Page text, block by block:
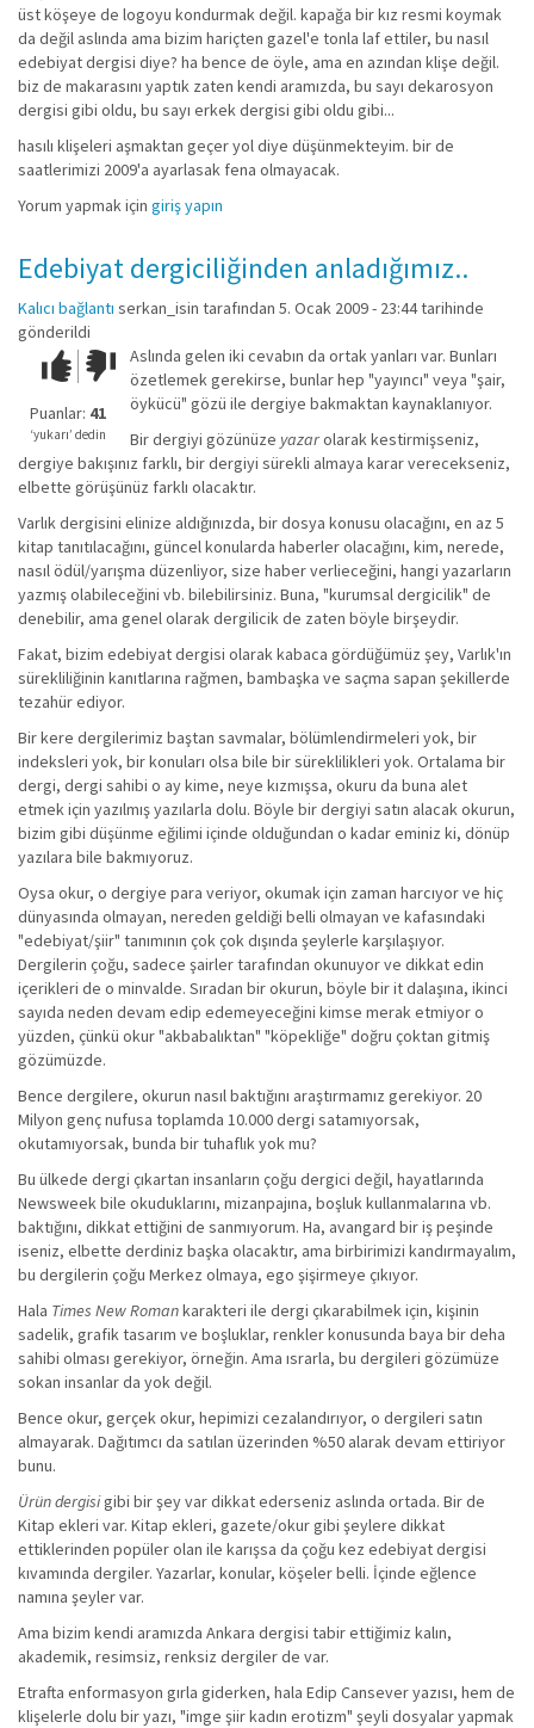
üst köşeye de logoyu kondurmak değil. kapağa bir kız resmi koymak
da değil aslında ama bizim hariçten gazel'e tonla laf ettiler, bu nasıl
edebiyat dergisi diye? ha bence de öyle, ama en azından klişe değil.
biz de makarasını yaptık zaten kendi aramızda, bu sayı dekarosyon
dergisi gibi oldu, bu sayı erkek dergisi gibi oldu gibi...
hasılı klişeleri aşmaktan geçer yol diye düşünmekteyim. bir de
saatlerimizi 2009'a ayarlasak fena olmayacak.
Yorum yapmak için giriş yapın
Edebiyat dergiciliğinden anladığımız..
Kalıcı bağlantı serkan_isin tarafından 5. Ocak 2009 - 23:44 tarihinde
gönderildi
Çok iyi!O
kadar
iyi
değil!
Puanlar: 41
‘yukarı’ dedin
Aslında gelen iki cevabın da ortak yanları var. Bunları
özetlemek gerekirse, bunlar hep "yayıncı" veya "şair,
öykücü" gözü ile dergiye bakmaktan kaynaklanıyor.
Bir dergiyi gözünüze yazarolarak kestirmişseniz,
dergiye bakışınız farklı, bir dergiyi sürekli almaya karar verecekseniz,
elbette görüşünüz farklı olacaktır.
Varlık dergisini elinize aldığınızda, bir dosya konusu olacağını, en az 5
kitap tanıtılacağını, güncel konularda haberler olacağını, kim, nerede,
nasıl ödül/yarışma düzenliyor, size haber verlieceğini, hangi yazarların
yazmış olabileceğini vb. bilebilirsiniz. Buna, "kurumsal dergicilik" de
denebilir, ama genel olarak dergilicik de zaten böyle birşeydir.
Fakat, bizim edebiyat dergisi olarak kabaca gördüğümüz şey, Varlık'ın
sürekliliğinin kanıtlarına rağmen, bambaşka ve saçma sapan şekillerde
tezahür ediyor.
Bir kere dergilerimiz baştan savmalar, bölümlendirmeleri yok, bir
indeksleri yok, bir konuları olsa bile bir süreklilikleri yok. Ortalama bir
dergi, dergi sahibi o ay kime, neye kızmışsa, okuru da buna alet
etmek için yazılmış yazılarla dolu. Böyle bir dergiyi satın alacak okurun,
bizim gibi düşünme eğilimi içinde olduğundan o kadar eminiz ki, dönüp
yazılara bile bakmıyoruz.
Oysa okur, o dergiye para veriyor, okumak için zaman harcıyor ve hiç
dünyasında olmayan, nereden geldiği belli olmayan ve kafasındaki
"edebiyat/şiir" tanımının çok çok dışında şeylerle karşılaşıyor.
Dergilerin çoğu, sadece şairler tarafından okunuyor ve dikkat edin
içerikleri de o minvalde. Sıradan bir okurun, böyle bir it dalaşına, ikinci
sayıda neden devam edip edemeyeceğini kimse merak etmiyor o
yüzden, çünkü okur "akbabalıktan" "köpekliğe" doğru çoktan gitmiş
gözümüzde.
Bence dergilere, okurun nasıl baktığını araştırmamız gerekiyor. 20
Milyon genç nufusa toplamda 10.000 dergi satamıyorsak,
okutamıyorsak, bunda bir tuhaflık yok mu?
Bu ülkede dergi çıkartan insanların çoğu dergici değil, hayatlarında
Newsweek bile okuduklarını, mizanpajına, boşluk kullanmalarına vb.
baktığını, dikkat ettiğini de sanmıyorum. Ha, avangard bir iş peşinde
iseniz, elbette derdiniz başka olacaktır, ama birbirimizi kandırmayalım,
bu dergilerin çoğu Merkez olmaya, ego şişirmeye çıkıyor.
Hala Times New Romankarakteri ile dergi çıkarabilmek için, kişinin
sadelik, grafik tasarım ve boşluklar, renkler konusunda baya bir deha
sahibi olması gerekiyor, örneğin. Ama ısrarla, bu dergileri gözümüze
sokan insanlar da yok değil.
Bence okur, gerçek okur, hepimizi cezalandırıyor, o dergileri satın
almayarak. Dağıtımcı da satılan üzerinden %50 alarak devam ettiriyor
bunu.
Ürün dergisigibi bir şey var dikkat ederseniz aslında ortada. Bir de
Kitap ekleri var. Kitap ekleri, gazete/okur gibi şeylere dikkat
ettiklerinden popüler olan ile karışsa da çoğu kez edebiyat dergisi
kıvamında dergiler. Yazarlar, konular, köşeler belli. İçinde eğlence
namına şeyler var.
Ama bizim kendi aramızda Ankara dergisi tabir ettiğimiz kalın,
akademik, resimsiz, renksiz dergiler de var.
Etrafta enformasyon gırla giderken, hala Edip Cansever yazısı, hem de
klişelerle dolu bir yazı, "imge şiir kadın erotizm" şeyli dosyalar yapmak